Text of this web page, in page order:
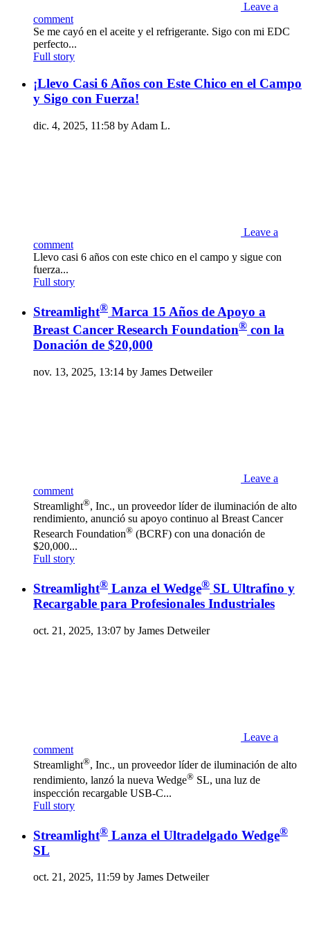
Leave a
comment
Se me cayó en el aceite y el refrigerante. Sigo con mi EDC
perfecto...
Full story
¡Llevo Casi 6 Años con Este Chico en el Campo
y Sigo con Fuerza!
dic. 4, 2025, 11:58 by Adam L.
Leave a
comment
Llevo casi 6 años con este chico en el campo y sigue con
fuerza...
Full story
Streamlight® Marca 15 Años de Apoyo a
Breast Cancer Research Foundation® con la
Donación de $20,000
nov. 13, 2025, 13:14 by James Detweiler
Leave a
comment
Streamlight®, Inc., un proveedor líder de iluminación de alto
rendimiento, anunció su apoyo continuo al Breast Cancer
Research Foundation® (BCRF) con una donación de
$20,000...
Full story
Streamlight® Lanza el Wedge® SL Ultrafino y
Recargable para Profesionales Industriales
oct. 21, 2025, 13:07 by James Detweiler
Leave a
comment
Streamlight®, Inc., un proveedor líder de iluminación de alto
rendimiento, lanzó la nueva Wedge® SL, una luz de
inspección recargable USB-C...
Full story
Streamlight® Lanza el Ultradelgado Wedge®
SL
oct. 21, 2025, 11:59 by James Detweiler